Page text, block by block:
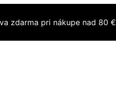
zdarma pri nákupe nad 80 €